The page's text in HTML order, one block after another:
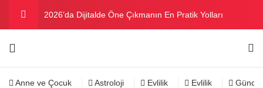
2026’da Dijitalde Öne Çıkmanın En Pratik Yolları
Anne ve Çocuk Astroloji Evlilik Evlilik Güncel